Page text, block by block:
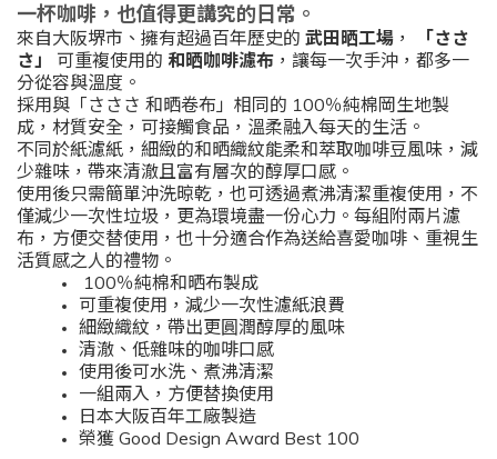
一杯咖啡，也值得更講究的日常。
來自大阪堺市、擁有超過百年歷史的 武田晒工場 ，
「ささ
さ」
可重複使用的 和晒咖啡濾布 ，讓每一次手沖，都多一
分從容與溫度。
採用與「さささ 和晒卷布」相同的 100％純棉岡生地製
成，材質安全，可接觸食品，溫柔融入每天的生活。
不同於紙濾紙，細緻的和晒織紋能柔和萃取咖啡豆風味，減
少雜味，帶來清澈且富有層次的醇厚口感。
使用後只需簡單沖洗晾乾，也可透過煮沸清潔重複使用，不
僅減少一次性垃圾，更為環境盡一份心力。每組附兩片濾
布，方便交替使用，也十分適合作為送給喜愛咖啡、重視生
活質感之人的禮物。
100％純棉和晒布製成
可重複使用，減少一次性濾紙浪費
細緻織紋，帶出更圓潤醇厚的風味
清澈、低雜味的咖啡口感
使用後可水洗、煮沸清潔
一組兩入，方便替換使用
日本大阪百年工廠製造
榮獲 Good Design Award Best 100